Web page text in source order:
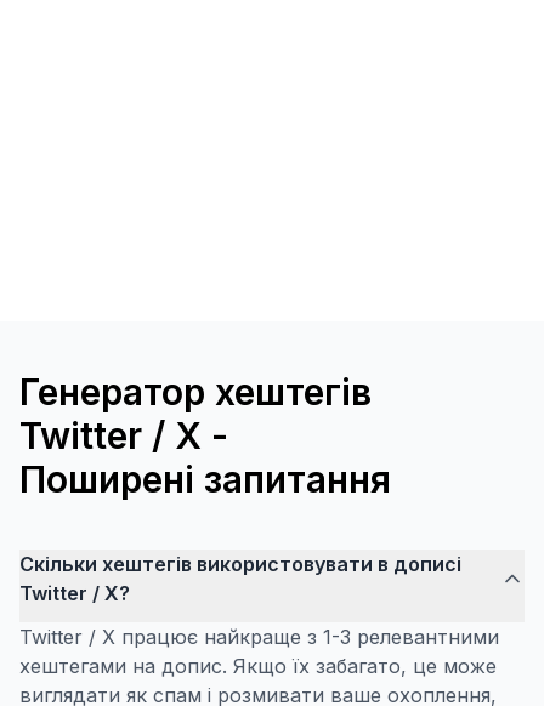
Генератор хештегів
Twitter / X -
Поширені запитання
Скільки хештегів використовувати в дописі
Twitter / X?
Twitter / X працює найкраще з 1-3 релевантними
хештегами на допис. Якщо їх забагато, це може
виглядати як спам і розмивати ваше охоплення,